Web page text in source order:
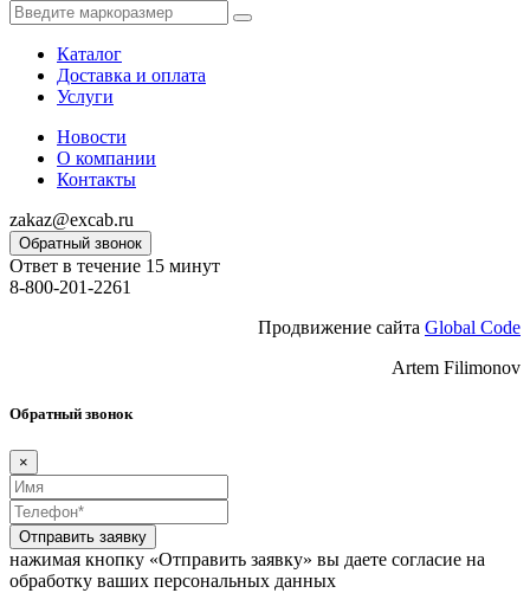
Каталог
Доставка и оплата
Услуги
Новости
О компании
Контакты
zakaz@excab.ru
Обратный звонок
Ответ в течение 15 минут
8-800-201-2261
Продвижение сайта Global Code
Artem Filimonov
Обратный звонок
×
Отправить заявку
нажимая кнопку «Отправить заявку» вы даете согласие на
обработку ваших персональных данных